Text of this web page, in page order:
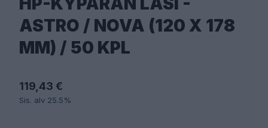
ASTRO / NOVA (120 X 178
MM) / 50 KPL
119,43 €
Sis. alv 25.5%